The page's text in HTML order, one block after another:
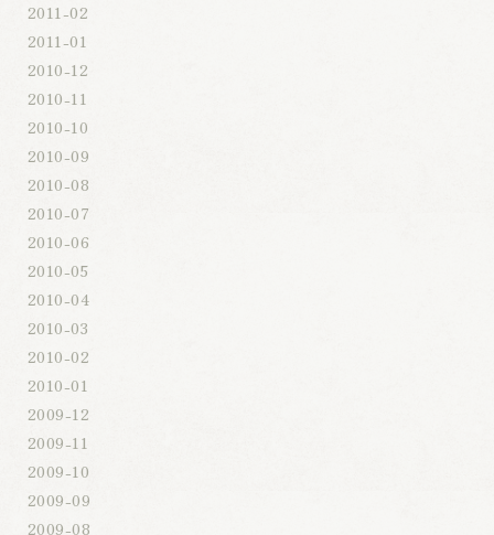
2011-02
2011-01
2010-12
2010-11
2010-10
2010-09
2010-08
2010-07
2010-06
2010-05
2010-04
2010-03
2010-02
2010-01
2009-12
2009-11
2009-10
2009-09
2009-08